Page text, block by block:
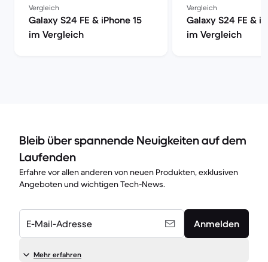
Vergleich
Galaxy S24 FE & iPhone 15
im Vergleich
Vergleich
Galaxy S24 FE &
im Vergleich
Bleib über spannende Neuigkeiten auf dem
Laufenden
Erfahre vor allen anderen von neuen Produkten, exklusiven
Angeboten und wichtigen Tech-News.
E-Mail-Adresse Anmelden
Mehr erfahren